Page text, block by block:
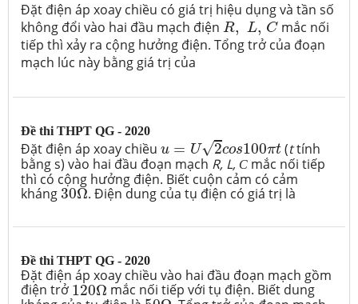
Đặt điện áp xoay chiều có giá trị hiệu dụng và tần số
không đổi vào hai đầu mạch điện R, L, C
R,L ,C
mắc nối
tiếp thì xảy ra cộng hưởng điện. Tổng trở của đoạn
mạch lúc này bằng giá trị của
Đề thi THPT QG - 2020
Đặt điện áp xoay chiều u = U√2cos100πt
2c os 100πt (ttính
bằng s) vào hai đầu đoạn mạch R, L, C mắc nối tiếp
thì có cộng hưởng điện. Biết cuộn cảm có cảm
kháng30Ω
30Ω. Điện dung của tụ điện có giá trị là
Đề thi THPT QG - 2020
Đặt điện áp xoay chiều vào hai đầu đoạn mạch gồm
điện trở 120Ω
120Ωmắc nối tiếp với tụ điện. Biết dung
50Ω